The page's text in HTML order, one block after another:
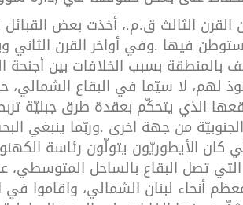
القرن الثالث ق.م.، أخذت بعض القبائل
فيها .وفي أواخر القرن الثاني
بالمنطقة بسبب الخلافات بين أجنحة
لهم، لا سيّما في البقاع الشمالي،
الذي يتحكّم بعقدة طرق جبليّة
الجنوبيّة من جهة اخرى .وربّما ينبغي
كان الأيطوريّون يتولّون رئاسة
التي تصل البقاع بالساحل المتوسطي،
أنحاء لبنان الشمالي، واقاموا في